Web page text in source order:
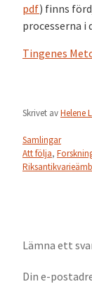
pdf) finns
processerna i
Tingenes
Skrivet avHelene
Samlingar
Att följa,
Lämna ett
Din e-